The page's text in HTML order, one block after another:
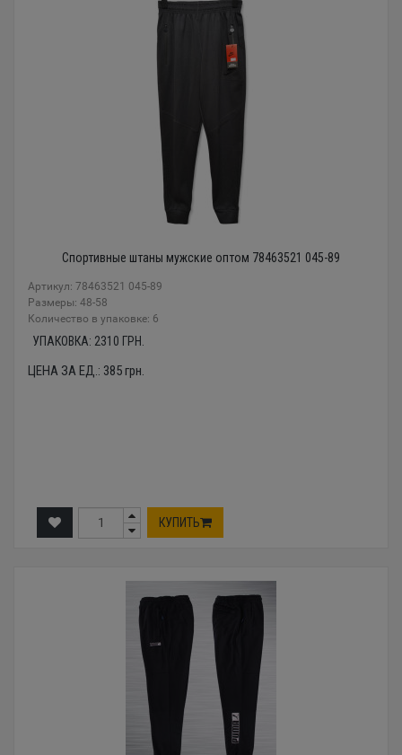
Спортивные штаны мужские оптом 78463521 045-89
Артикул: 78463521 045-89
Размеры: 48-58
Количество в упаковке: 6
УПАКОВКА: 2310 ГРН.
ЦЕНА ЗА ЕД.: 385грн.
КУПИТЬ